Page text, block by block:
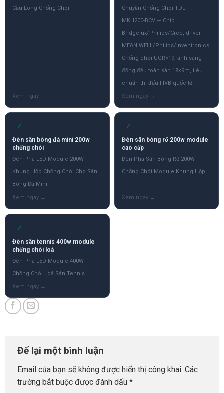
Cầu Lông Chống Chói
Chuyền Chống Chói TDLF-
MKH200-BCV — Chip
Bridgelux/Philips/Cree, driver
MEAN WELL/Philips/Inventronics.
Chống chói UGR<19, ánh sáng
đồng đều toàn sân 18×9m, tiêu
chuẩn thi đấu FIVB quốc tế
✓
Đèn sân bóng đá mini 200w
chống chói
Đèn Pha LED Module 200W
Khung Hộp Chống Chói Cho Sân
Bóng Đá Mini
✓
Đèn sân bóng rổ 200w module
cao cấp
Đèn Pha Sân Bóng Rổ 200W
Chống Chói Module Khung Hộp
✓
Đèn sân tennis 400w module
chống chói loá
Đèn Pha LED Module 400W
Chống Chói Loá Sân Tennis
Để lại một bình luận
Email của bạn sẽ không được hiển thị công khai. Các
trường bắt buộc được đánh dấu *